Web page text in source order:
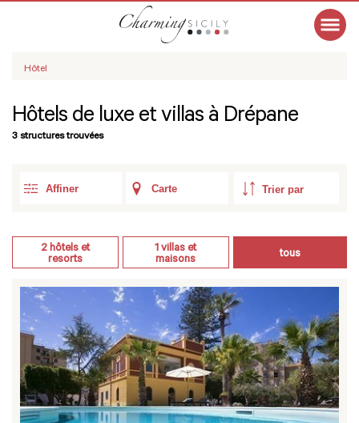
Hôtel
Hôtels de luxe et villas à Drépane
3 structures trouvées
Affiner Carte
2hôtels et
resorts
1 villas et
maisons
tous